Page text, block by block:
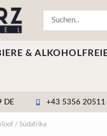
&
DE +43 5356 20511
/ Südafrika